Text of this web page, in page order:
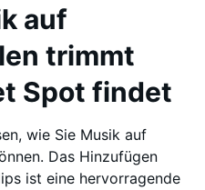
auf
trimmt
Spot findet
wie Sie Musik auf
Das Hinzufügen
ist eine hervorragende